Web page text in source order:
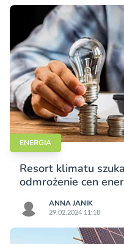
ENERGIA
Resort klimatu
odmrożenie cen
ANNA JANIK
29.02.2024 11:18